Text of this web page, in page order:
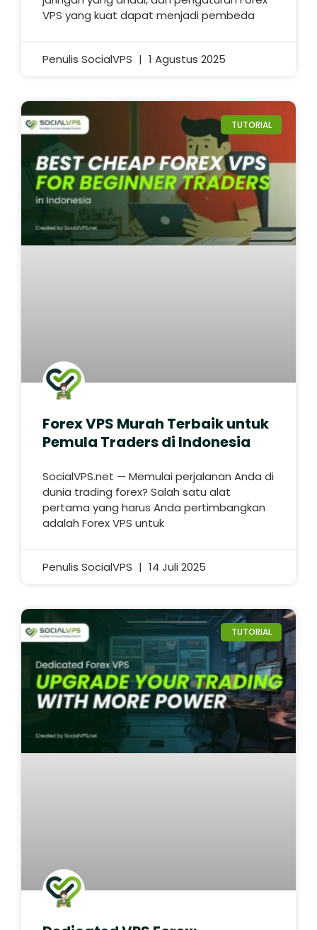
VPS yang kuat dapat menjadi pembeda
Penulis SocialVPS 1 Agustus 2025
TUTORIAL
Forex VPS Murah Terbaik untuk
Pemula Traders di Indonesia
SocialVPS.net — Memulai perjalanan Anda di
dunia trading forex? Salah satu alat
pertama yang harus Anda pertimbangkan
adalah Forex VPS untuk
Penulis SocialVPS 14 Juli 2025
TUTORIAL